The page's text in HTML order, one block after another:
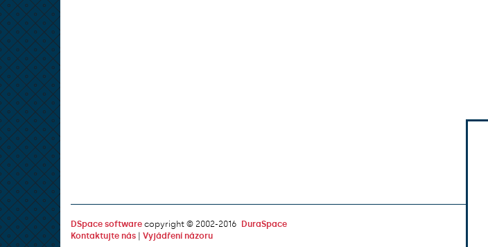
DSpace software copyright © 2002-2016
DuraSpace
Kontaktujte nás
Vyjádření názoru